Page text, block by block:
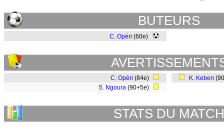
BUTEURS
C. Opéri (60e)
C. Opéri (84e)
S. Ngoura (90+5e)
K. Keben
STATS DU MATCH